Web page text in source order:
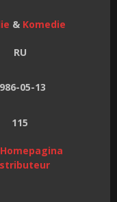
& Komedie
RU
05-13
115
Homepagina